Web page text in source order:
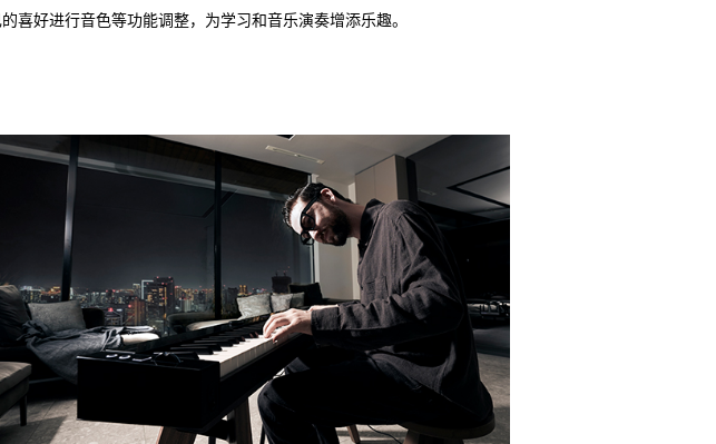
喜好进行音色等功能调整，为学习和音乐演奏增添乐趣。